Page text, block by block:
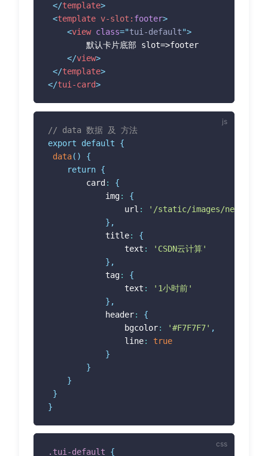
</template>
<template v-slot: footer>
<view class="tui-default">
</view>
</template>
</tui-card>
// data 数据 及 方法
export
default
{
data( )
{
return {
card :
{
img:
{
url :
'/static/images/news/
} ,
title:
{
text :
'CSDN云计算'
} ,
tag:
{
text :
'1小时前'
} ,
header:
{
bgcolor: '#F7F7F7' ,
line:
true
}
}
}
}
}
.tui-default
{